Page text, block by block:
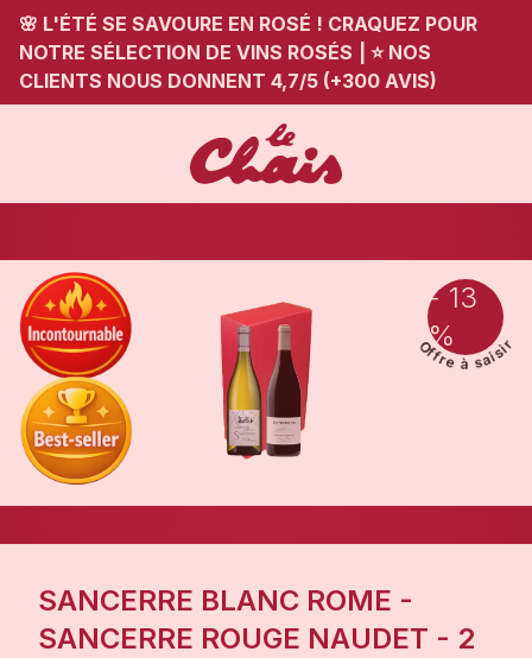
🌸 L'ÉTÉ SE SAVOURE EN ROSÉ ! CRAQUEZ POUR
NOTRE SÉLECTION DE VINS ROSÉS
⭐ NOS
CLIENTS NOUS DONNENT 4,7/5 (+300 AVIS)
- 13
%
SANCERRE BLANC ROME -
SANCERRE ROUGE NAUDET - 2